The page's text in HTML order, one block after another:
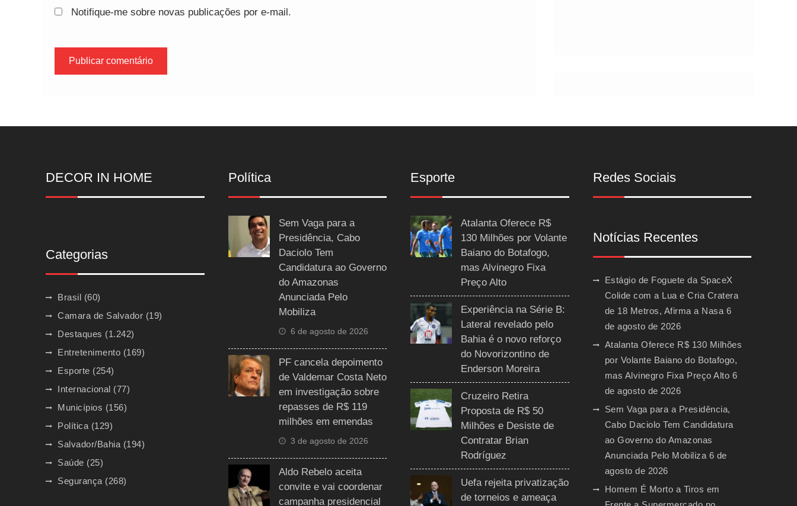
Notifique-me sobre novas publicações por e-mail.
DECOR IN HOME
Categorias
Brasil (60)
Camara de Salvador (19)
Destaques (1.242)
Entretenimento (169)
Esporte (254)
Internacional (77)
Municípios (156)
Política (129)
Salvador/Bahia (194)
Saúde (25)
Segurança (268)
Política
Sem Vaga para a
Presidência, Cabo
Daciolo Tem
Candidatura ao Governo
do Amazonas
Anunciada Pelo
Mobiliza
6 de agosto de 2026
PF cancela depoimento
de Valdemar Costa Neto
em investigação sobre
repasses de R$ 119
milhões em emendas
3 de agosto de 2026
Aldo Rebelo aceita
convite e vai coordenar
campanha presidencial
Esporte
Atalanta Oferece R$
130 Milhões por Volante
Baiano do Botafogo,
mas Alvinegro Fixa
Preço Alto
Experiência na Série B:
Lateral revelado pelo
Bahia é o novo reforço
do Novorizontino de
Enderson Moreira
Cruzeiro Retira
Proposta de R$ 50
Milhões e Desiste de
Contratar Brian
Rodríguez
Uefa rejeita privatização
de torneios e ameaça
Redes Sociais
Notícias Recentes
Estágio de Foguete da SpaceX
Colide com a Lua e Cria Cratera
de 18 Metros, Afirma a Nasa 6
de agosto de 2026
Atalanta Oferece R$ 130 Milhões
por Volante Baiano do Botafogo,
mas Alvinegro Fixa Preço Alto 6
de agosto de 2026
Sem Vaga para a Presidência,
Cabo Daciolo Tem Candidatura
ao Governo do Amazonas
Anunciada Pelo Mobiliza 6 de
agosto de 2026
Homem É Morto a Tiros em